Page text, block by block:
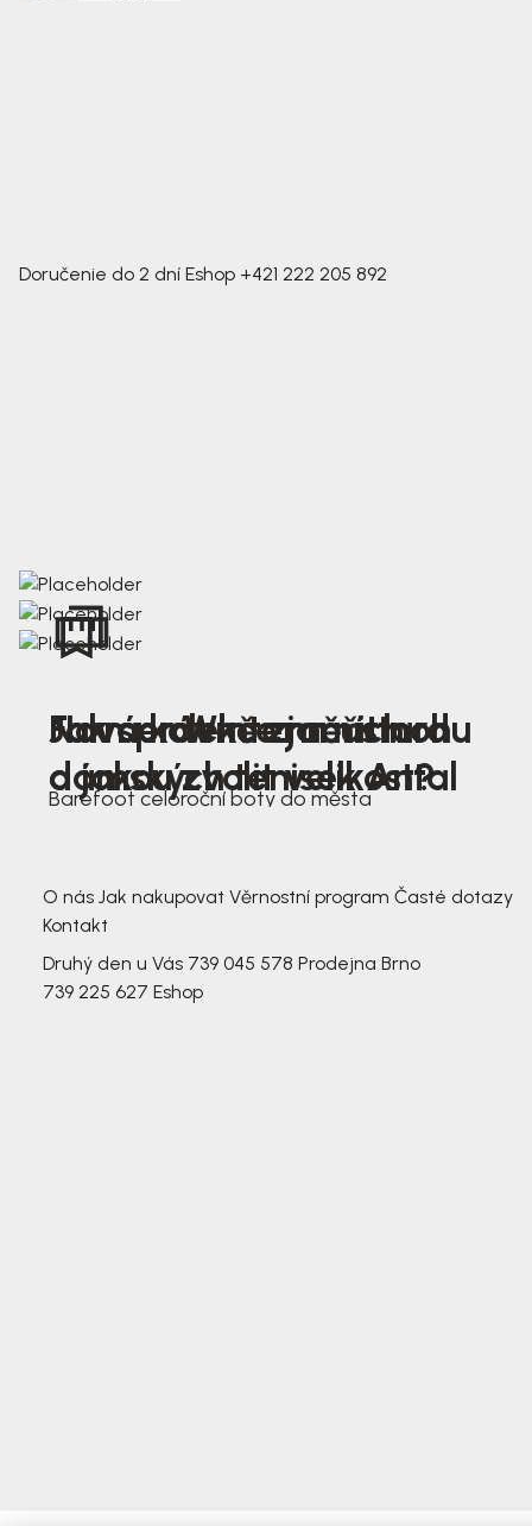
Doručenie do 2 dní Eshop +421 222 205 892
Nová kolekce jarních
dámských tenisek Antal
Jak správně změřit nohu
a jakou zvolit velikost?
Farmer Winter mustard
Barefoot celoroční boty do města
O nás Jak nakupovat Věrnostní program Časté dotazy
Kontakt
Druhý den u Vás 739 045 578 Prodejna Brno
739 225 627 Eshop